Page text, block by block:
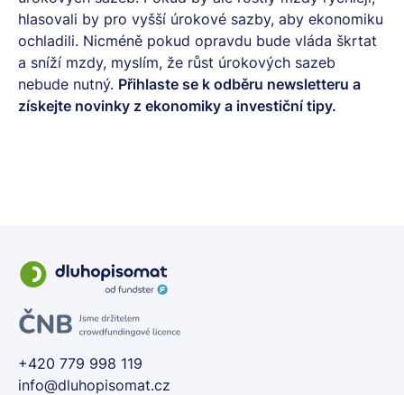
hlasovali by pro vyšší úrokové sazby, aby ekonomiku
ochladili. Nicméně pokud opravdu bude vláda škrtat
a sníží mzdy, myslím, že růst úrokových sazeb
nebude nutný. Přihlaste se k odběru newsletteru a
získejte novinky z ekonomiky a investiční tipy.
+420 779 998 119
info@dluhopisomat.cz